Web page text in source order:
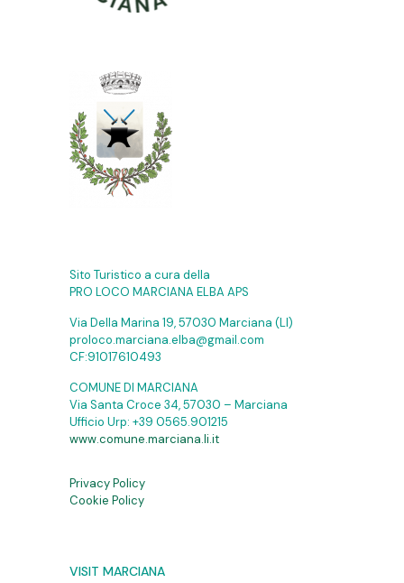
Sito Turistico a cura della
PRO LOCO MARCIANA ELBA APS
Via Della Marina 19, 57030 Marciana (LI)
proloco.marciana.elba@gmail.com
CF:91017610493
COMUNE DI MARCIANA
Via Santa Croce 34, 57030 – Marciana
Ufficio Urp: +39 0565.901215
www.comune.marciana.li.it
Privacy Policy
Cookie Policy
VISIT MARCIANA